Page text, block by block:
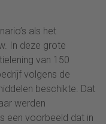
als het
In deze grote
van 150
volgens de
beschikte. Dat
werden
een voorbeeld dat in